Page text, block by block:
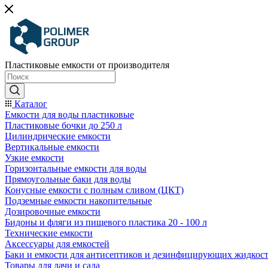
Пластиковые емкости от производителя
Каталог
Емкости для воды пластиковые
Пластиковые бочки до 250 л
Цилиндрические емкости
Вертикальные емкости
Узкие емкости
Горизонтальные емкости для воды
Прямоугольные баки для воды
Конусные емкости с полным сливом (ЦКТ)
Подземные емкости накопительные
Дозировочные емкости
Бидоны и фляги из пищевого пластика 20 - 100 л
Технические емкости
Аксессуары для емкостей
Баки и емкости для антисептиков и дезинфицирующих
Товары для дачи и сада